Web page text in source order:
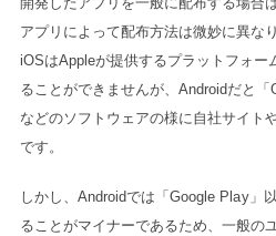
アプリによって配布方法は微妙に異な
iOSはAppleが提供するプラットフォー
ることができませんが、Androidだと
などのソフトウェアの様に自社サイト
です。
しかし、Androidでは「Google Play」
ることがマイナーであるため、一般の